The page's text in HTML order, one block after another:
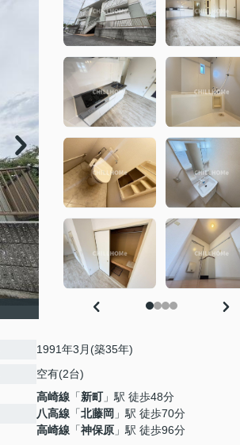
1991年3月(築35年)
空有(2台)
高崎線 「新町」駅 徒歩48分
八高線 「北藤岡 」駅 徒歩70分
高崎線 「神保原 」駅 徒歩96分